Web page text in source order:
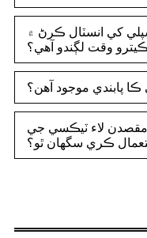
کي انسٽال ڪرڻ ۾
ڪيترو وقت لڳندو آهي؟
مقصدن لاء ٽيڪسي جي
ڪري سگهان ٿو؟